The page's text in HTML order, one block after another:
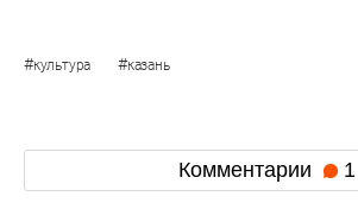
#культура #казань
Комментарии 1